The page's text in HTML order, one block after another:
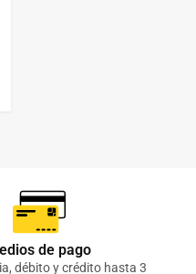
de pago
débito y crédito hasta 3